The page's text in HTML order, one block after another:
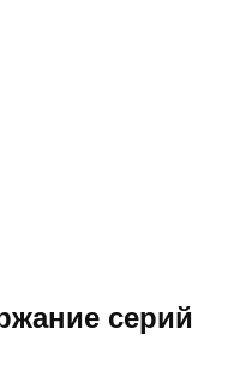
серий